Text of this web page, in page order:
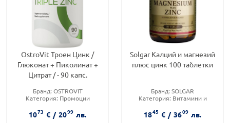
OstroVit Троен Цинк /
Глюконат + Пиколинат +
Цитрат / - 90 капс.
Бранд: OSTROVIT
Категория: Промоции
1073 € / 2099 лв.
Solgar Калций и магнезий
плюс цинк 100 таблетки
Бранд: SOLGAR
Категория: Витамини и
Форма на продукта: таблетка
1845 € / 3609 лв.